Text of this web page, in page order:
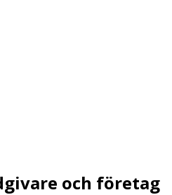
och företag